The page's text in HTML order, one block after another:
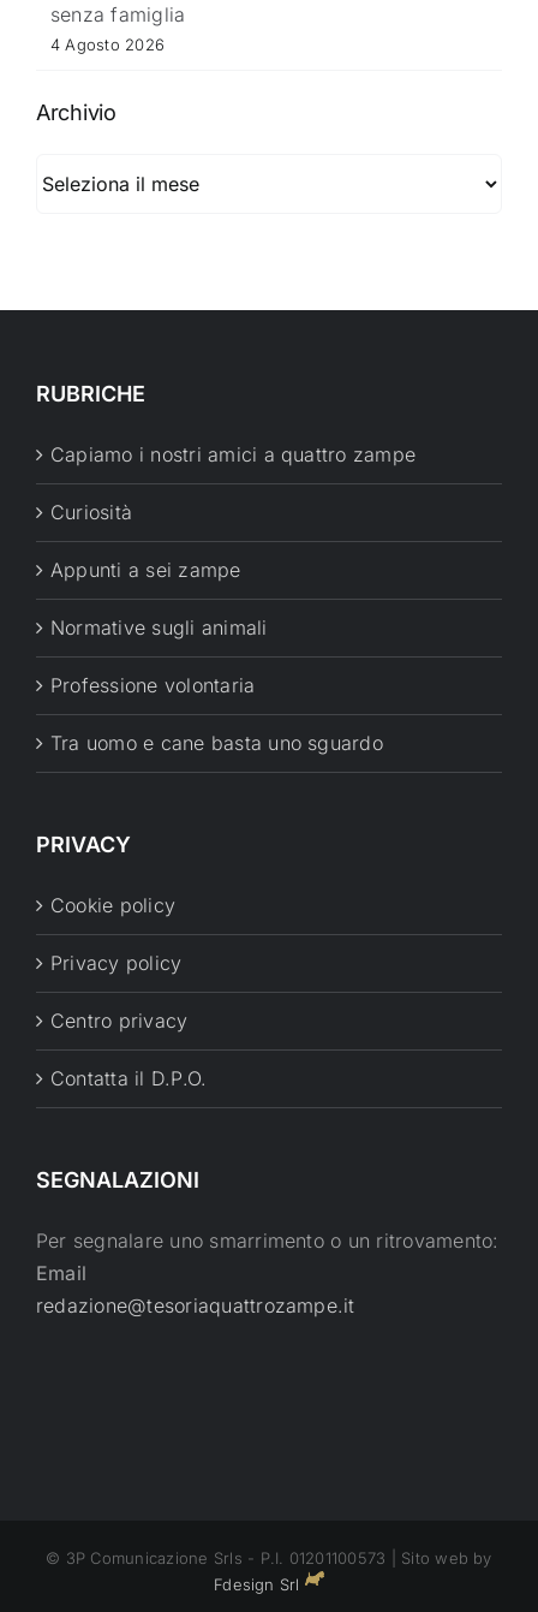
senza famiglia
4 Agosto 2026
Archivio
RUBRICHE
Capiamo i nostri amici a quattro zampe
Curiosità
Appunti a sei zampe
Normative sugli animali
Professione volontaria
Tra uomo e cane basta uno sguardo
PRIVACY
Cookie policy
Privacy policy
Centro privacy
Contatta il D.P.O.
SEGNALAZIONI
Per segnalare uno smarrimento o un ritrovamento:
Email
redazione@tesoriaquattrozampe.it
© 3P Comunicazione Srls - P.I. 01201100573 | Sito web by
Fdesign Srl